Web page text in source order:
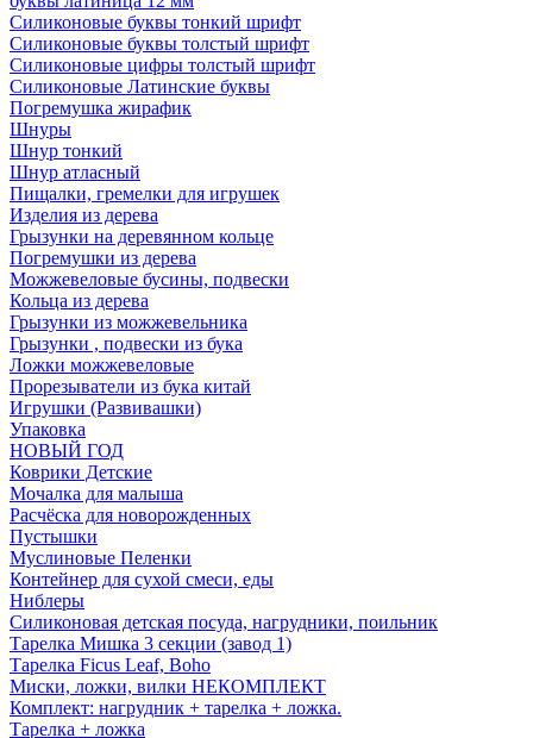
Силиконовые буквы тонкий шрифт
Силиконовые буквы толстый шрифт
Силиконовые цифры толстый шрифт
Силиконовые Латинские буквы
Погремушка жирафик
Шнуры
Шнур тонкий
Шнур атласный
Пищалки, гремелки для игрушек
Изделия из дерева
Грызунки на деревянном кольце
Погремушки из дерева
Можжевеловые бусины, подвески
Кольца из дерева
Грызунки из можжевельника
Грызунки , подвески из бука
Ложки можжевеловые
Прорезыватели из бука китай
Игрушки (Развивашки)
Упаковка
НОВЫЙ ГОД
Коврики Детские
Мочалка для малыша
Расчёска для новорожденных
Пустышки
Муслиновые Пеленки
Контейнер для сухой смеси, еды
Ниблеры
Силиконовая детская посуда, нагрудники, поильник
Тарелка Мишка 3 секции (завод 1)
Тарелка Ficus Leaf, Boho
Миски, ложки, вилки НЕКОМПЛЕКТ
Комплект: нагрудник + тарелка + ложка.
Тарелка + ложка